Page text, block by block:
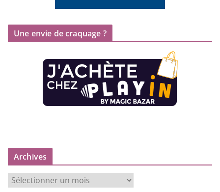
Une envie de craquage ?
Archives